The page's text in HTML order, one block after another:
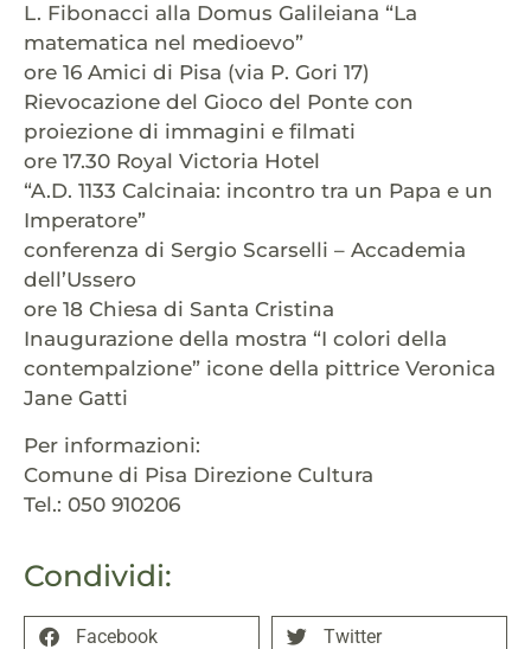
Condividi:
Facebook Twitter
L. Fibonacci alla Domus Galileiana “La
matematica nel medioevo”
ore 16 Amici di Pisa (via P. Gori 17)
Rievocazione del Gioco del Ponte con
proiezione di immagini e filmati
ore 17.30 Royal Victoria Hotel
“A.D. 1133 Calcinaia: incontro tra un Papa e un
Imperatore”
conferenza di Sergio Scarselli – Accademia
dell’Ussero
ore 18 Chiesa di Santa Cristina
Inaugurazione della mostra “I colori della
contempalzione” icone della pittrice Veronica
Jane Gatti
Per informazioni:
Comune di Pisa Direzione Cultura
Tel.: 050 910206